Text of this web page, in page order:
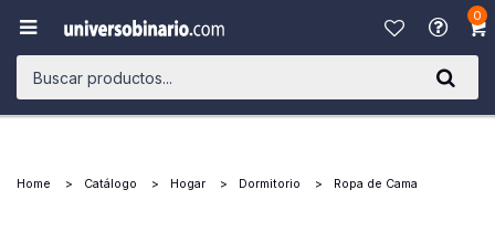
0

Home Catálogo Hogar Dormitorio Ropa de Cama